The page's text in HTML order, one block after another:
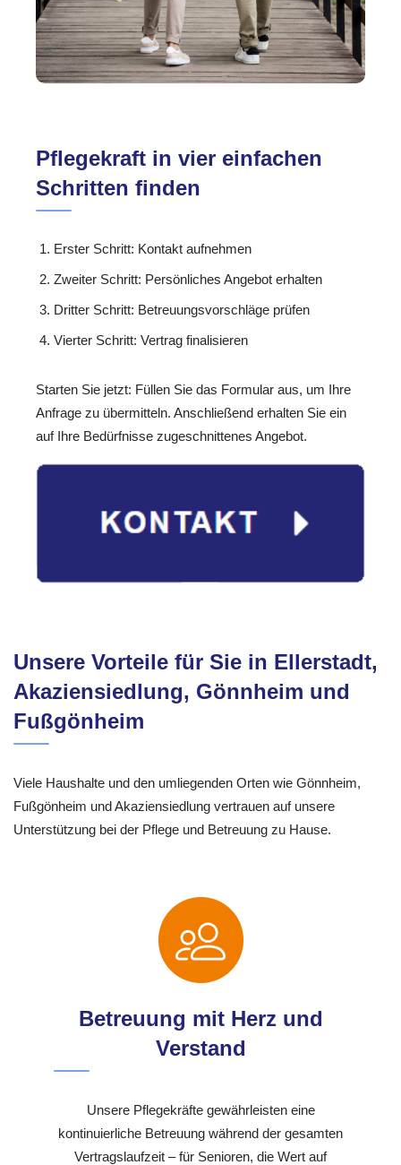
Pflegekraft in vier einfachen
Schritten finden
Erster Schritt: Kontakt aufnehmen
Zweiter Schritt: Persönliches Angebot erhalten
Dritter Schritt: Betreuungsvorschläge prüfen
Vierter Schritt: Vertrag finalisieren
Starten Sie jetzt: Füllen Sie das Formular aus, um Ihre
Anfrage zu übermitteln. Anschließend erhalten Sie ein
auf Ihre Bedürfnisse zugeschnittenes Angebot.
Unsere Vorteile für Sie in Ellerstadt,
Akaziensiedlung, Gönnheim und
Fußgönheim
Viele Haushalte und den umliegenden Orten wie Gönnheim,
Fußgönheim und Akaziensiedlung vertrauen auf unsere
Unterstützung bei der Pflege und Betreuung zu Hause.
Betreuung mit Herz und
Verstand
Unsere Pflegekräfte gewährleisten eine
kontinuierliche Betreuung während der gesamten
Vertragslaufzeit – für Senioren, die Wert auf